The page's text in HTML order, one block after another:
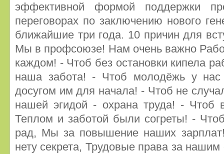
эффективной формой поддержки
переговорах по заключению нового
ближайшие три года. 10 причин для
Мы в профсоюзе! Нам очень важно
каждом! - Чтоб без остановки кипела
наша забота! - Чтоб молодёжь у
досугом им для начала! - Чтоб не
нашей эгидой - охрана труда! - Чтоб
Теплом и заботой были согреты! -
рад, Мы за повышение наших
нету секрета, Трудовые права за